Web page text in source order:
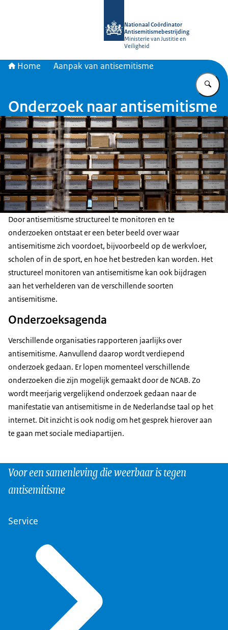
Nationaal Coördinator
Antisemitismebestrijding
Ministerie van Justitie en
Veiligheid
Home Aanpak van antisemitisme
Onderzoek naar antisemitisme
Door antisemitisme structureel te monitoren en te
onderzoeken ontstaat er een beter beeld over waar
antisemitisme zich voordoet, bijvoorbeeld op de werkvloer,
scholen of in de sport, en hoe het bestreden kan worden. Het
structureel monitoren van antisemitisme kan ook bijdragen
aan het verhelderen van de verschillende soorten
antisemitisme.
Onderzoeksagenda
Verschillende organisaties rapporteren jaarlijks over
antisemitisme. Aanvullend daarop wordt verdiepend
onderzoek gedaan. Er lopen momenteel verschillende
onderzoeken die zijn mogelijk gemaakt door de NCAB. Zo
wordt meerjarig vergelijkend onderzoek gedaan naar de
manifestatie van antisemitisme in de Nederlandse taal op het
internet. Dit inzicht is ook nodig om het gesprek hierover aan
te gaan met sociale mediapartijen.
Voor een samenleving die weerbaar is tegen
antisemitisme
Service